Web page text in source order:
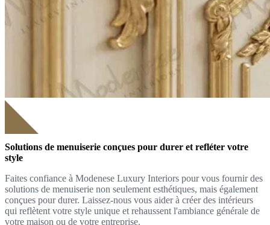
Solutions de menuiserie conçues pour durer et refléter votre
style
Faites confiance à Modenese Luxury Interiors pour vous fournir des
solutions de menuiserie non seulement esthétiques, mais également
conçues pour durer. Laissez-nous vous aider à créer des intérieurs
qui reflètent votre style unique et rehaussent l'ambiance générale de
votre maison ou de votre entreprise.